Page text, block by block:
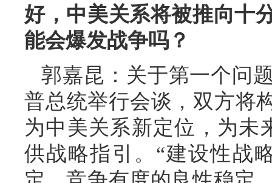
好，中美关系将被推向十
能会爆发战争吗？
郭嘉昆：关于第一个问
普总统举行会谈，双方将
为中美关系新定位，为未
供战略指引。“建设性战